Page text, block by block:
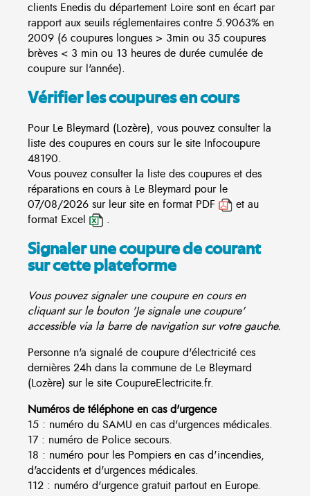
clients Enedis du département Loire sont en écart par
rapport aux seuils réglementaires contre 5.9063% en
2009 (6 coupures longues > 3min ou 35 coupures
brèves < 3 min ou 13 heures de durée cumulée de
coupure sur l'année).
Vérifier les coupures en cours
Pour Le Bleymard (Lozère), vous pouvez consulter la
liste des coupures en cours sur le site Infocoupure
48190.
Vous pouvez consulter la liste des coupures et des
réparations en cours à Le Bleymard pour le
07/08/2026 sur leur site en format PDF
et au
format Excel
.
Signaler une coupure de courant
sur cette plateforme
Vous pouvez signaler une coupure en cours en
cliquant sur le bouton 'Je signale une coupure'
accessible via la barre de navigation sur votre gauche.
Personne n'a signalé de coupure d'électricité ces
dernières 24h dans la commune de Le Bleymard
(Lozère) sur le site CoupureElectricite.fr.
Numéros de téléphone en cas d'urgence
15 : numéro du SAMU en cas d'urgences médicales.
17 : numéro de Police secours.
18 : numéro pour les Pompiers en cas d'incendies,
d'accidents et d'urgences médicales.
112 : numéro d'urgence gratuit partout en Europe.